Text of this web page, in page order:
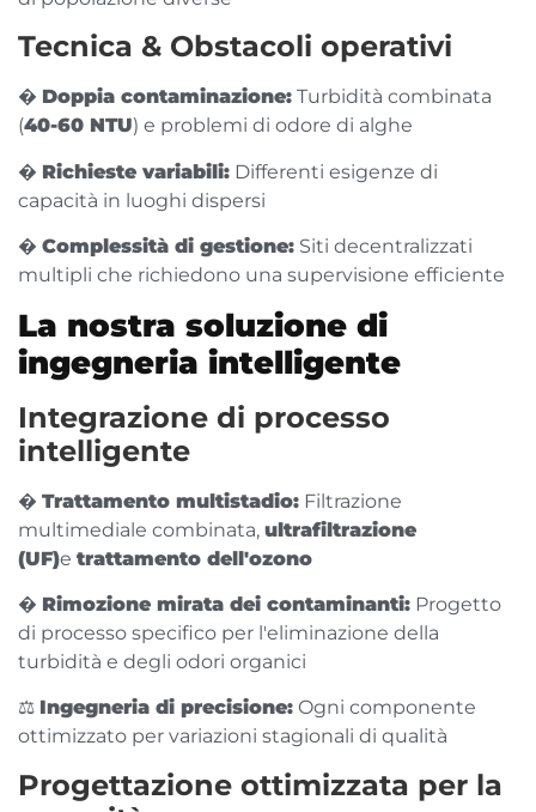
Tecnica & Obstacoli operativi
� Doppia contaminazione: Turbidità combinata
(40-60 NTU) e problemi di odore di alghe
�️ Richieste variabili: Differenti esigenze di
capacità in luoghi dispersi
� Complessità di gestione: Siti decentralizzati
multipli che richiedono una supervisione efficiente
La nostra soluzione di
ingegneria intelligente
Integrazione di processo
intelligente
� Trattamento multistadio: Filtrazione
multimediale combinata, ultrafiltrazione
(UF)e trattamento dell'ozono
� Rimozione mirata dei contaminanti: Progetto
di processo specifico per l'eliminazione della
turbidità e degli odori organici
⚖️ Ingegneria di precisione: Ogni componente
ottimizzato per variazioni stagionali di qualità
Progettazione ottimizzata per la